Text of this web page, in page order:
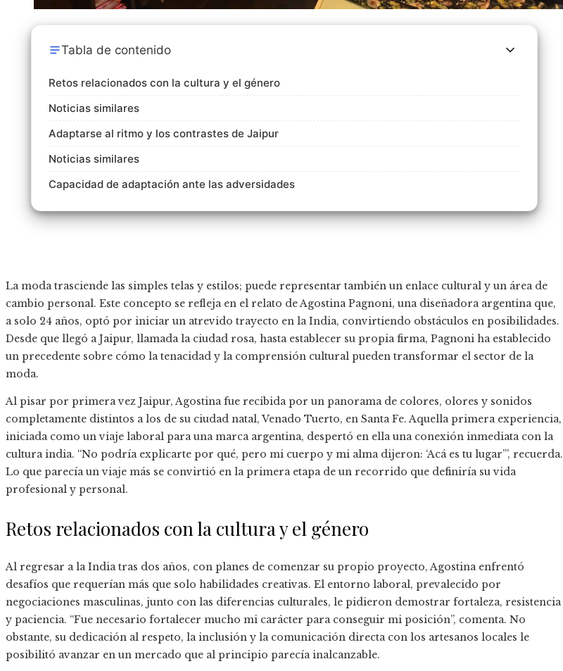
Tabla de contenido
Retos relacionados con la cultura y el género
Noticias similares
Adaptarse al ritmo y los contrastes de Jaipur
Noticias similares
Capacidad de adaptación ante las adversidades
La moda trasciende las simples telas y estilos; puede representar también un enlace cultural y un área de
cambio personal. Este concepto se refleja en el relato de Agostina Pagnoni, una diseñadora argentina que,
a solo 24 años, optó por iniciar un atrevido trayecto en la India, convirtiendo obstáculos en posibilidades.
Desde que llegó a Jaipur, llamada la ciudad rosa, hasta establecer su propia firma, Pagnoni ha establecido
un precedente sobre cómo la tenacidad y la comprensión cultural pueden transformar el sector de la
moda.
Al pisar por primera vez Jaipur, Agostina fue recibida por un panorama de colores, olores y sonidos
completamente distintos a los de su ciudad natal, Venado Tuerto, en Santa Fe. Aquella primera experiencia,
iniciada como un viaje laboral para una marca argentina, despertó en ella una conexión inmediata con la
cultura india. “No podría explicarte por qué, pero mi cuerpo y mi alma dijeron: ‘Acá es tu lugar’”, recuerda.
Lo que parecía un viaje más se convirtió en la primera etapa de un recorrido que definiría su vida
profesional y personal.
Retos relacionados con la cultura y el género
Al regresar a la India tras dos años, con planes de comenzar su propio proyecto, Agostina enfrentó
desafíos que requerían más que solo habilidades creativas. El entorno laboral, prevalecido por
negociaciones masculinas, junto con las diferencias culturales, le pidieron demostrar fortaleza, resistencia
y paciencia. “Fue necesario fortalecer mucho mi carácter para conseguir mi posición”, comenta. No
obstante, su dedicación al respeto, la inclusión y la comunicación directa con los artesanos locales le
posibilitó avanzar en un mercado que al principio parecía inalcanzable.